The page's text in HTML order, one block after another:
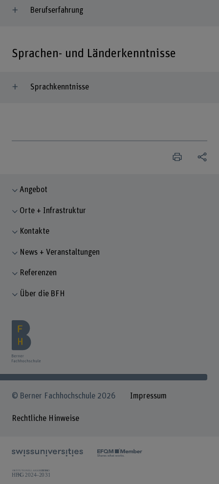
Berufserfahrung
Sprachen- und Länderkenntnisse
Sprachkenntnisse
Angebot
Orte + Infrastruktur
Kontakte
News + Veranstaltungen
Referenzen
Über die BFH
© Berner Fachhochschule 2026 Impressum
Rechtliche Hinweise